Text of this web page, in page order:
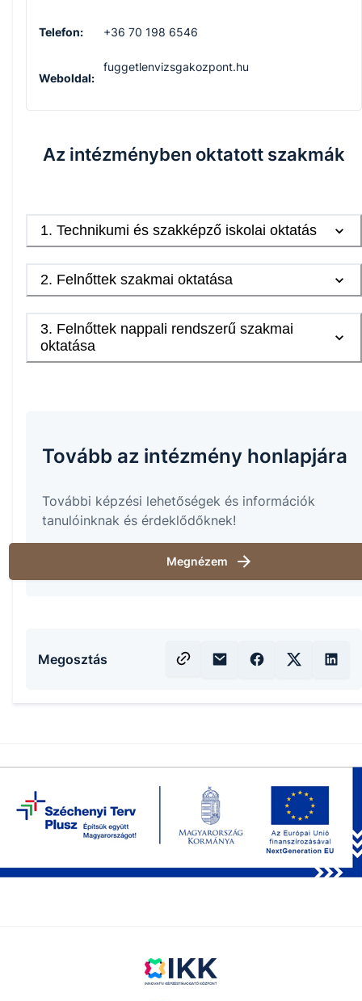
Telefon: +36 70 198 6546
Weboldal:
fuggetlenvizsgakozpont.hu
Az intézményben oktatott szakmák
1. Technikumi és szakképző iskolai oktatás
2. Felnőttek szakmai oktatása
3. Felnőttek nappali rendszerű szakmai
oktatása
Tovább az intézmény honlapjára
További képzési lehetőségek és információk
tanulóinknak és érdeklődőknek!
Megnézem
Megosztás